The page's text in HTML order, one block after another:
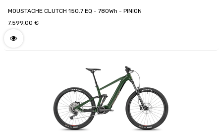
MOUSTACHE CLUTCH 150.7 EQ - 780Wh - PINION
7.599,00 €